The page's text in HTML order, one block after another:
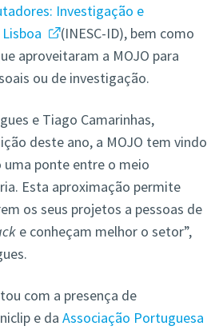
Investigação e
(INESC-ID), bem como
aproveitaram a MOJO para
ou de investigação.
e Tiago Camarinhas,
deste ano, a MOJO tem vindo
ponte entre o meio
Esta aproximação permite
os seus projetos a pessoas de
e conheçam melhor o setor”,
com a presença de
e da Associação Portuguesa